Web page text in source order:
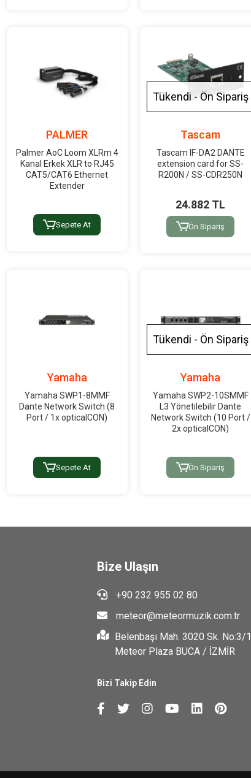
PALMER
Palmer AoC Loom XLRm 4
Kanal Erkek XLR to RJ45
CAT5/CAT6 Ethernet
Extender
Sepete At
Tükendi - Ön Sipariş
Tascam
Tascam IF-DA2 DANTE
extension card for SS-
R200N / SS-CDR250N
24.882 TL
Ön Sipariş
Yamaha
Yamaha SWP1-8MMF
Dante Network Switch (8
Port / 1x opticalCON)
Sepete At
Tükendi - Ön Sipariş
Yamaha
Yamaha SWP2-10SMMF
L3 Yönetilebilir Dante
Network Switch (10 Port /
2x opticalCON)
Ön Sipariş
Bize Ulaşın
+90 232 955 02 80
meteor@meteormuzik.com.tr
Belenbaşı Mah. 3020 Sk. No:3/1
Meteor Plaza BUCA / İZMİR
Bizi Takip Edin